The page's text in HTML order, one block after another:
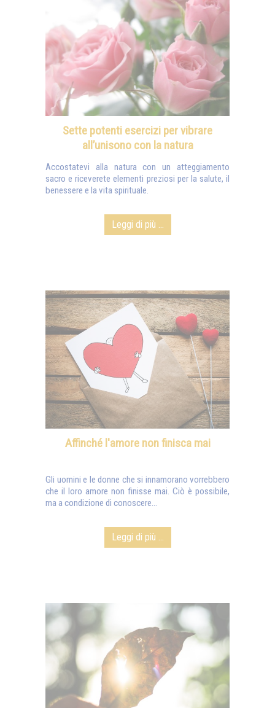
Sette potenti esercizi per vibrare
all’unisono con la natura
Accostatevi alla natura con un atteggiamento
sacro e riceverete elementi preziosi per la salute, il
benessere e la vita spirituale.
Leggi di più ...
Affinché l'amore non finisca mai
Gli uomini e le donne che si innamorano vorrebbero
che il loro amore non finisse mai. Ciò è possibile,
ma a condizione di conoscere...
Leggi di più ...